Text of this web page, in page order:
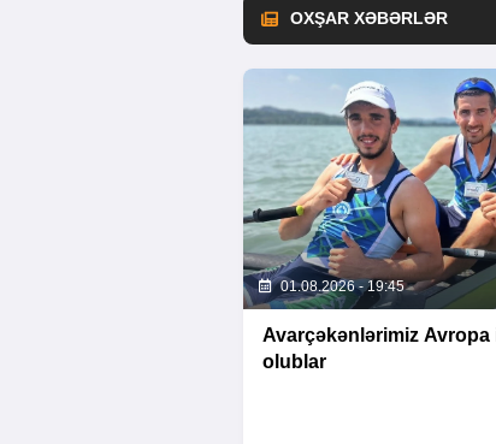
OXŞAR XƏBƏRLƏR
01.08.2026 - 19:45
Avarçəkənlərimiz
olublar